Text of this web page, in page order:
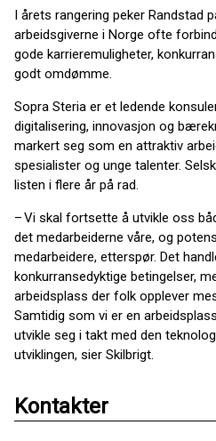
I årets rangering peker Randstad
arbeidsgiverne i Norge ofte
gode karrieremuligheter,
godt omdømme.
Sopra Steria er et ledende
digitalisering, innovasjon og
markert seg som en attraktiv
spesialister og unge talenter.
listen i flere år på rad.
– Vi skal fortsette å utvikle oss
det medarbeiderne våre, og
medarbeidere, etterspør. Det
konkurransedyktige betingelser,
arbeidsplass der folk opplever
Samtidig som vi er en
utvikle seg i takt med den
utviklingen, sier Skilbrigt.
Kontakter